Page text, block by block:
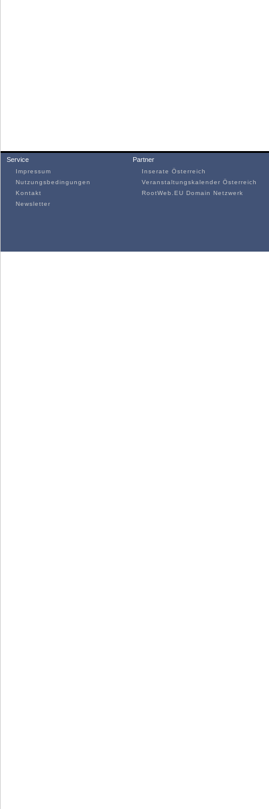
Service
Impressum
Nutzungsbedingungen
Kontakt
Newsletter
Partner
Inserate Österreich
Veranstaltungskalender Österreich
RootWeb.EU Domain Netzwerk